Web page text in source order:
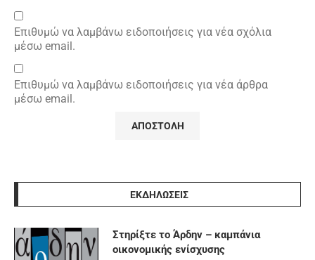
Επιθυμώ να λαμβάνω ειδοποιήσεις για νέα σχόλια
μέσω email.
Επιθυμώ να λαμβάνω ειδοποιήσεις για νέα άρθρα
μέσω email.
ΕΚΔΗΛΩΣΕΙΣ
Στηρίξτε το Άρδην – καμπάνια
οικονομικής ενίσχυσης